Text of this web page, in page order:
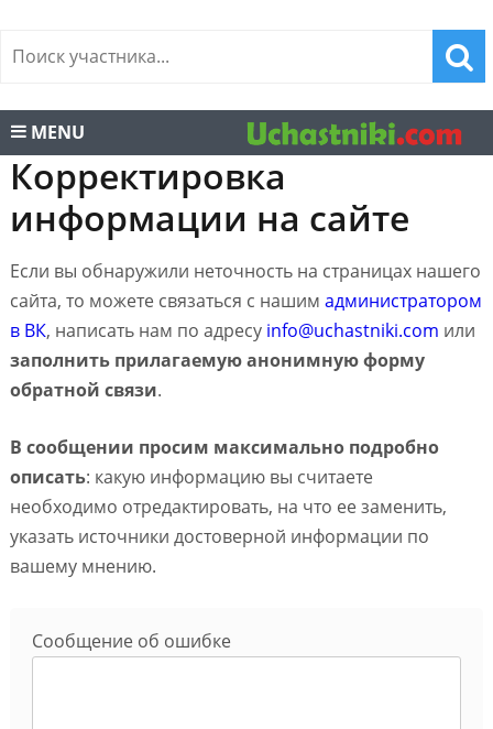
MENU
Корректировка
информации на сайте
Если вы обнаружили неточность на страницах нашего
сайта, то можете связаться с нашим администратором
в ВК, написать нам по адресу info@uchastniki.com или
заполнить прилагаемую анонимную форму
обратной связи.
В сообщении просим максимально подробно
описать: какую информацию вы считаете
необходимо отредактировать, на что ее заменить,
указать источники достоверной информации по
вашему мнению.
Сообщение об ошибке